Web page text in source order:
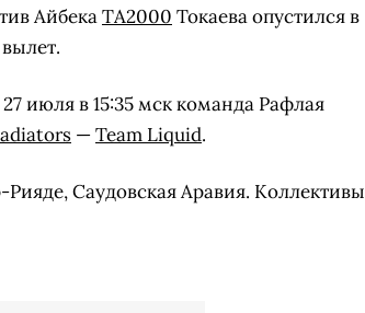
АйбекаTA2000 Токаева опустился в
июля в 15:35 мск команда Рафлая
—Team Liquid.
Саудовская Аравия. Коллективы